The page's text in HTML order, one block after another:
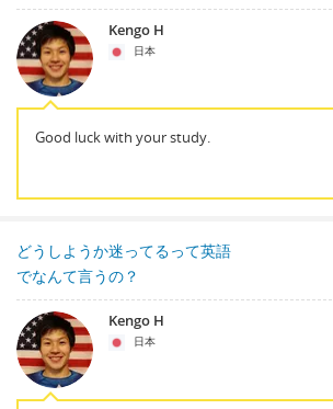
Kengo H
日本
Good luck with your study.
どうしようか迷ってるって英語
でなんて言うの？
Kengo H
日本